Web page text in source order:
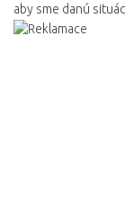
aby sme danú